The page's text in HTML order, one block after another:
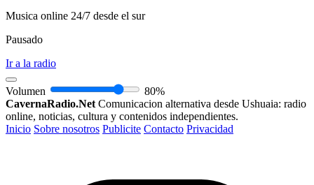
Musica online 24/7 desde el sur
Pausado
Ir a la radio
Volumen
80%
CavernaRadio.Net Comunicacion alternativa desde Ushuaia: radio
online, noticias, cultura y contenidos independientes.
Inicio Sobre nosotros Publicite Contacto Privacidad